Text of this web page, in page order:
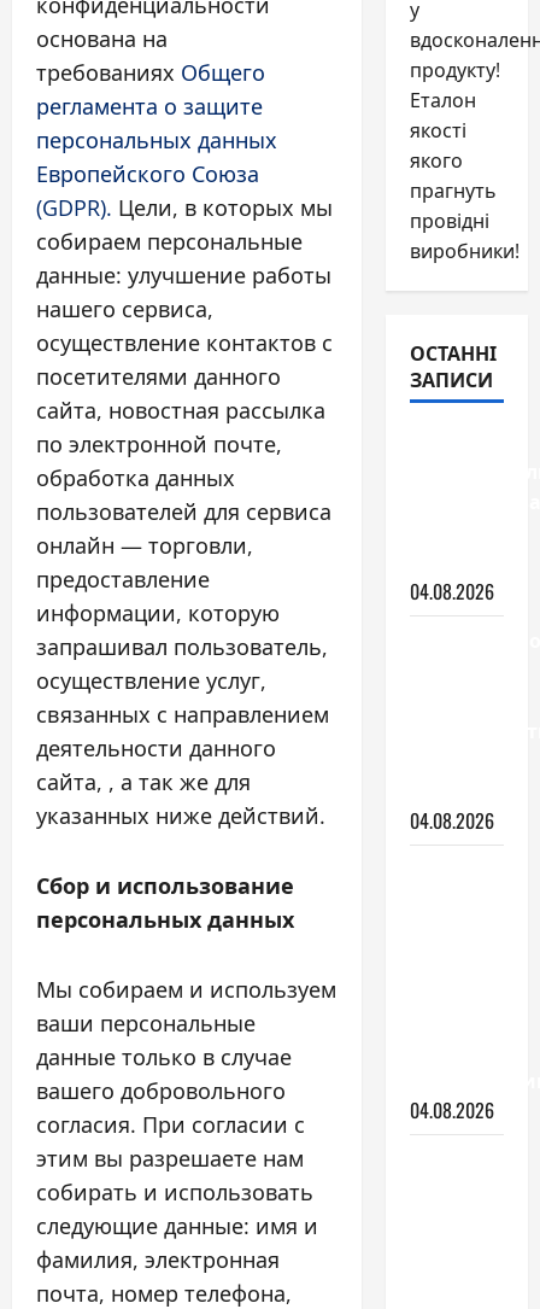
основана на
требованиях Общего
регламента о защите
персональных данных
Европейского Союза
(GDPR). Цели, в которых мы
собираем персональные
данные: улучшение работы
нашего сервиса,
осуществление контактов с
посетителями данного
сайта, новостная рассылка
по электронной почте,
обработка данных
пользователей для сервиса
онлайн — торговли,
предоставление
информации, которую
запрашивал пользователь,
осуществление услуг,
связанных с направлением
деятельности данного
сайта, , а так же для
указанных ниже действий.
Сбор и использование
персональных данных
Мы собираем и используем
ваши персональные
данные только в случае
вашего добровольного
согласия. При согласии с
этим вы разрешаете нам
собирать и использовать
следующие данные: имя и
фамилия, электронная
почта, номер телефона,
у
продукту!
Еталон
якості
якого
прагнуть
провідні
виробники!
ОСТАННІ
ЗАПИСИ
04.08.2026
04.08.2026
04.08.2026